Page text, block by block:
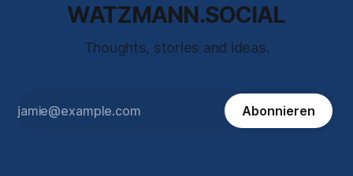
WATZMANN.SOCIAL
Thoughts, stories and ideas.
Abonnieren